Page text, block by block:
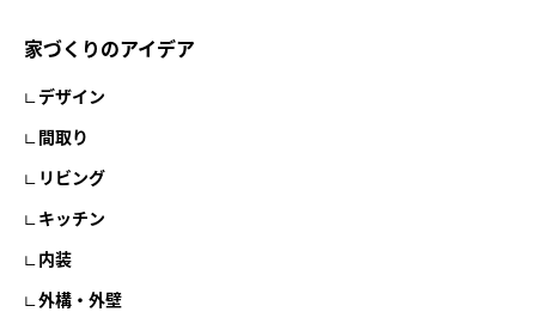
家づくりのアイデア
デザイン
間取り
リビング
キッチン
内装
外構・外壁